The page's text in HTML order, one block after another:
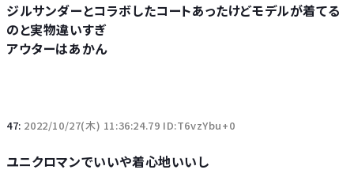
ジルサンダーとコラボしたコートあったけどモデルが着てる
のと実物違いすぎ
アウターはあかん
47: 2022/10/27(木) 11:36:24.79 ID:T6vzYbu+0
ユニクロマンでいいや着心地いいし